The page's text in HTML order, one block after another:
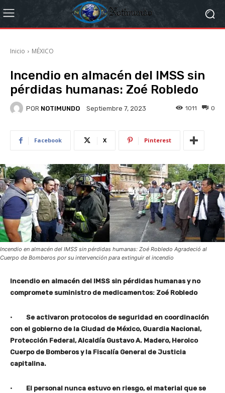
Inicio MÉXICO
Incendio en almacén del IMSS sin
pérdidas humanas: Zoé Robledo
POR NOTIMUNDO Septiembre 7, 2023 0
1011
Facebook X Pinterest
Incendio en almacén del IMSS sin pérdidas humanas: Zoé Robledo Agradeció al
Cuerpo de Bomberos por su intervención para extinguir el incendio
Incendio en almacén del IMSS sin pérdidas humanas y no
compromete suministro de medicamentos: Zoé Robledo
· Se activaron protocolos de seguridad en coordinación
con el gobierno de la Ciudad de México, Guardia Nacional,
Protección Federal, Alcaldía Gustavo A. Madero, Heroico
Cuerpo de Bomberos y la Fiscalía General de Justicia
capitalina.
· El personal nunca estuvo en riesgo, el material que se